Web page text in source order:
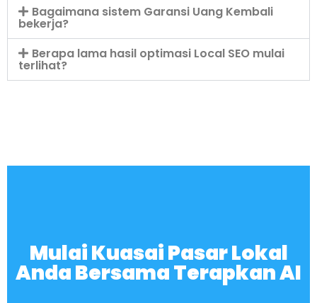
Bagaimana sistem Garansi Uang Kembali
bekerja?
Berapa lama hasil optimasi Local SEO mulai
terlihat?
Mulai Kuasai Pasar Lokal
Anda Bersama Terapkan AI